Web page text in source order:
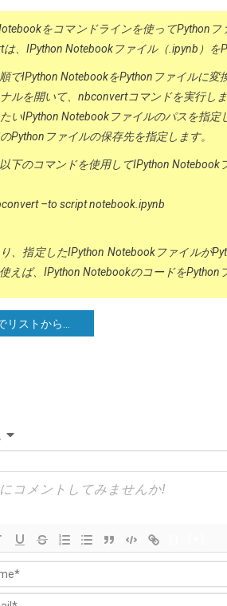
をコマンドラインを使ってPython
、IPython Notebookファイル（.ipynb）を
でIPython NotebookをPythonファイルに変
ルを開いて、nbconvertコマンドを実行しま
いIPython Notebookファイルのパスを指定
Pythonファイルの保存先を指定します。
下のコマンドを使用してIPython Notebook
–to script notebook.ipynb
、指定したIPython Notebookファイルが
えば、IPython NotebookのコードをPython
イテレーションしながら削除する方法